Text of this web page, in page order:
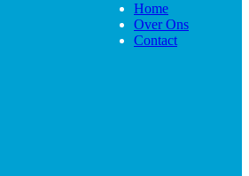
Home
Over Ons
Contact